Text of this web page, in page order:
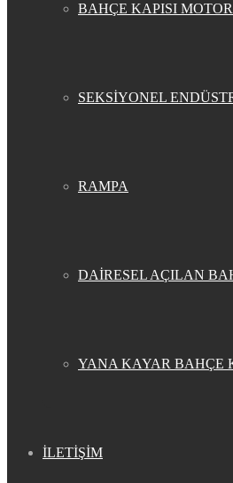
BAHÇE KAPISI
SEKSİYONEL
RAMPA
DAİRESEL AÇILAN
YANA KAYAR BAHÇE
İLETİŞİM